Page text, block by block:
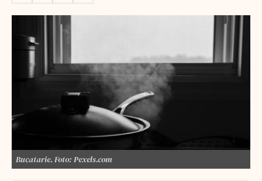
Bucatarie. Foto: Pexels.com